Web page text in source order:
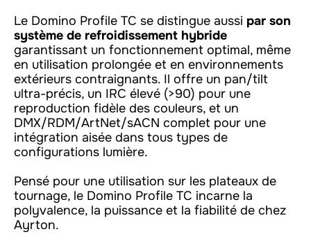
Le Domino Profile TC se distingue aussi par son
système de refroidissement hybride
garantissant un fonctionnement optimal, même
en utilisation prolongée et en environnements
extérieurs contraignants. Il offre un pan/tilt
ultra-précis, un IRC élevé (>90) pour une
reproduction fidèle des couleurs, et un
DMX/RDM/ArtNet/sACN complet pour une
intégration aisée dans tous types de
configurations lumière.
Pensé pour une utilisation sur les plateaux de
tournage, le Domino Profile TC incarne la
polyvalence, la puissance et la fiabilité de chez
Ayrton.